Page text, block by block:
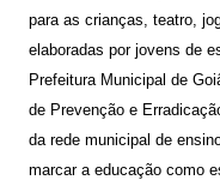
para as crianças, teatro,
elaboradas por jovens de
Prefeitura Municipal de
de Prevenção e
da rede municipal de
marcar a educação como